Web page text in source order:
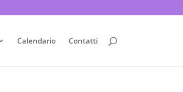
Calendario Contatti